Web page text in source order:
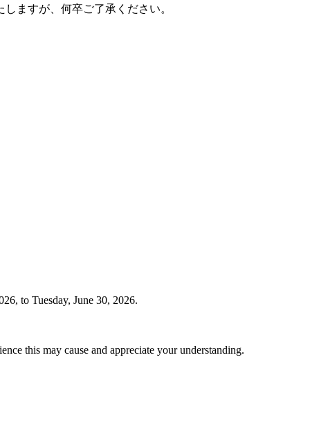
ますが、何卒ご了承ください。
to Tuesday, June 30, 2026.
this may cause and appreciate your understanding.